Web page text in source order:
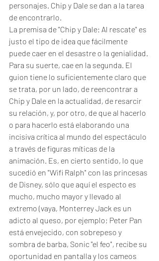
personajes. Chip y Dale se dan a la tarea
de encontrarlo.
La premisa de "Chip y Dale: Al rescate" es
justo el tipo de idea que fácilmente
puede caer en el desastre o la genialidad.
Para su suerte, cae en la segunda. El
guion tiene lo suficientemente claro que
se trata, por un lado, de reencontrar a
Chip y Dale en la actualidad, de resarcir
su relación, y, por otro, de que al hacerlo
o para hacerlo está elaborando una
incisiva crítica al mundo del espectáculo
a través de figuras míticas de la
animación. Es, en cierto sentido, lo que
sucedió en "Wifi Ralph" con las princesas
de Disney, sólo que aquí el especto es
mucho, mucho mayor y llevado al
extremo (vaya, Monterrey Jack es un
adicto al queso, por ejemplo; Peter Pan
está envejecido, con sobrepeso y
sombra de barba, Sonic "el feo", recibe su
oportunidad en pantalla y los cameos